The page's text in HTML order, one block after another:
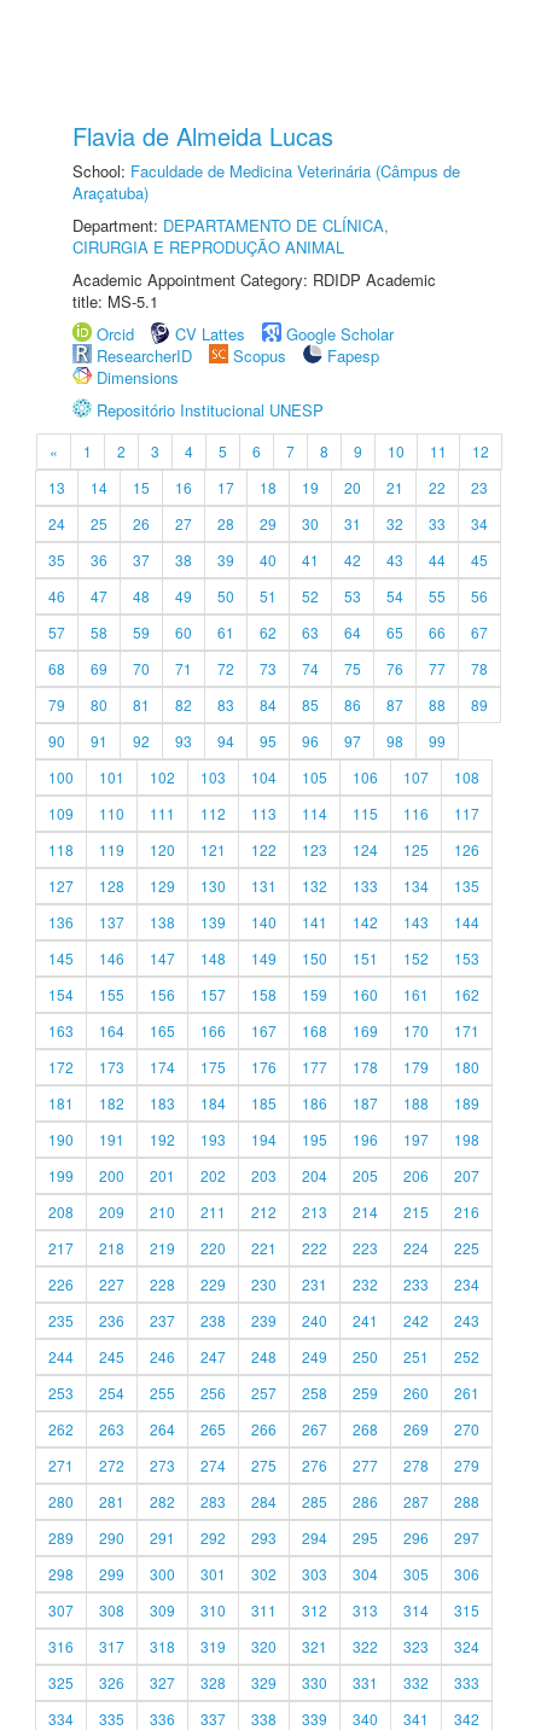
Flavia de Almeida Lucas
School: Faculdade de Medicina Veterinária (Câmpus de
Araçatuba)
Department: DEPARTAMENTO DE CLÍNICA,
CIRURGIA E REPRODUÇÃO ANIMAL
Academic Appointment Category: RDIDP Academic
title: MS-5.1
Orcid
CV Lattes
Google Scholar
ResearcherID
Scopus
Fapesp
Dimensions
Repositório Institucional UNESP
« 1 2 3 4 5 6 7 8 9 10 11
12
13
14 15 16 17 18 19 20 21 22
23
24
25 26 27 28 29 30 31 32 33
34
35
36 37 38 39 40 41 42 43 44
45
46
47 48 49 50 51 52 53 54 55
56
57
58 59 60 61 62 63 64 65 66
67
68
69 70 71 72 73 74 75 76 77
78
79
80 81 82 83 84 85 86 87 88
89
90
91 92 93 94 95 96 97 98
99
100
101 102 103 104 105 106 107
108
109
110 111 112 113 114 115 116
117
118
119 120 121 122 123 124 125
126
127
128 129 130 131 132 133 134
135
136
137 138 139 140 141 142 143
144
145
146 147 148 149 150 151 152
153
154
155 156 157 158 159 160 161
162
163
164 165 166 167 168 169 170
171
172
173 174 175 176 177 178 179
180
181
182 183 184 185 186 187 188
189
190
191 192 193 194 195 196 197
198
199
200 201 202 203 204 205 206
207
208
209 210 211 212 213 214 215
216
217
218 219 220 221 222 223 224
225
226
227 228 229 230 231 232 233
234
235
236 237 238 239 240 241 242
243
244
245 246 247 248 249 250 251
252
253
254 255 256 257 258 259 260
261
262
263 264 265 266 267 268 269
270
271
272 273 274 275 276 277 278
279
280
281 282 283 284 285 286 287
288
289
290 291 292 293 294 295 296
297
298
299 300 301 302 303 304 305
306
307
308 309 310 311 312 313 314
315
316
317 318 319 320 321 322 323
324
325
326 327 328 329 330 331 332
333
334
335 336 337 338 339 340 341 342